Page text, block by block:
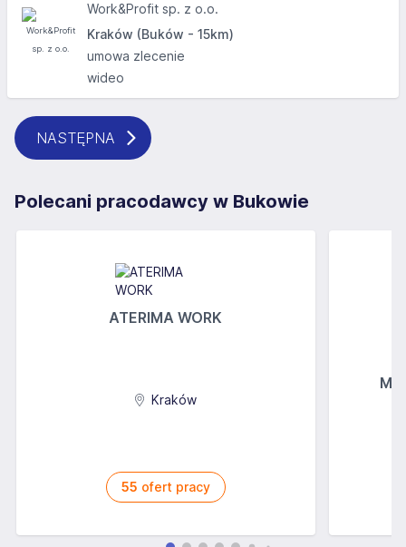
Work&Profit sp. z o.o.
Kraków (Buków - 15km)
umowa zlecenie
wideo
NASTĘPNA
Polecani pracodawcy w Bukowie
ATERIMA WORK
Kraków
55 ofert pracy